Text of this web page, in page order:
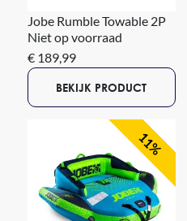
Jobe Rumble Towable 2P
Niet op voorraad
€ 189,99
BEKIJK PRODUCT
11%